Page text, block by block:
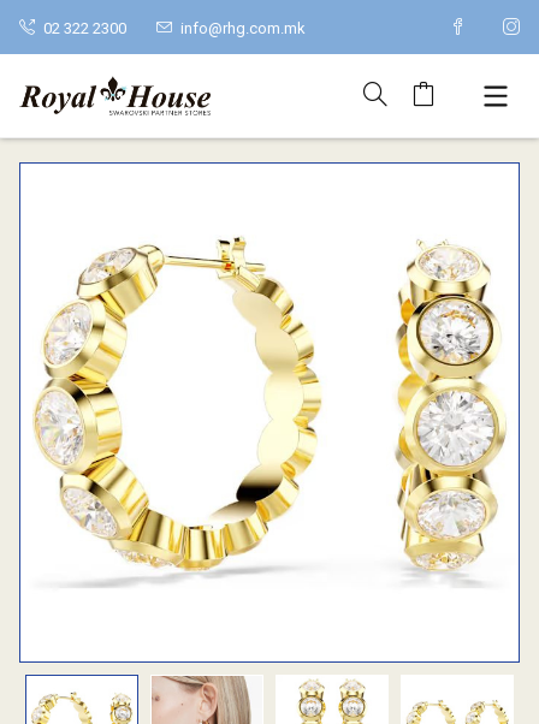
02 322 2300 info@rhg.com.mk